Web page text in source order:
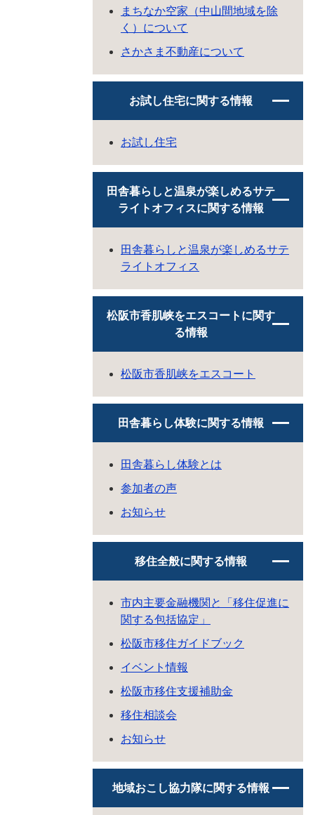
まちなか空家（中山間地域を除
く）について
さかさま不動産について
お試し住宅に関する情報
お試し住宅
田舎暮らしと温泉が楽しめるサテ
ライトオフィスに関する情報
田舎暮らしと温泉が楽しめるサテ
ライトオフィス
松阪市香肌峡をエスコートに関す
る情報
松阪市香肌峡をエスコート
田舎暮らし体験に関する情報
田舎暮らし体験とは
参加者の声
お知らせ
移住全般に関する情報
市内主要金融機関と「移住促進に
関する包括協定」
松阪市移住ガイドブック
イベント情報
松阪市移住支援補助金
移住相談会
お知らせ
地域おこし協力隊に関する情報